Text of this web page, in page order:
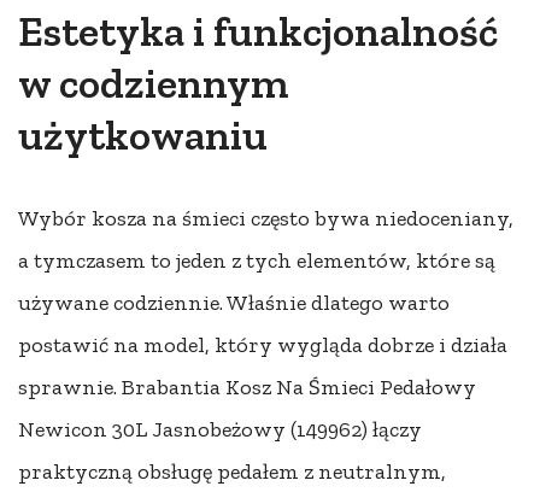
Estetyka i funkcjonalność
w codziennym
użytkowaniu
Wybór kosza na śmieci często bywa niedoceniany,
a tymczasem to jeden z tych elementów, które są
używane codziennie. Właśnie dlatego warto
postawić na model, który wygląda dobrze i działa
sprawnie. Brabantia Kosz Na Śmieci Pedałowy
Newicon 30L Jasnobeżowy (149962) łączy
praktyczną obsługę pedałem z neutralnym,